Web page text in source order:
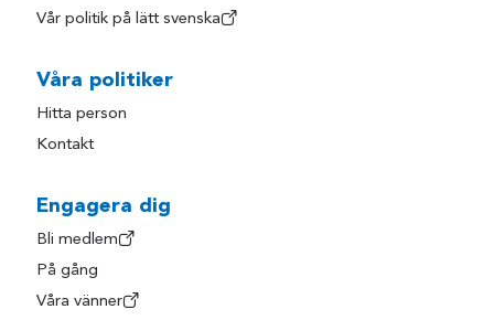
Vår politik på lätt svenska
Våra politiker
Hitta person
Kontakt
Engagera dig
Bli medlem
På gång
Våra vänner